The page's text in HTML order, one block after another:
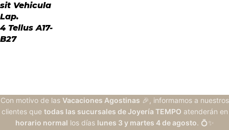
sit Vehicula
Lap.
4 Tellus A17-
B27
Con motivo de las Vacaciones Agostinas 🎉, informamos a nuestros
clientes que todas las sucursales de Joyería TEMPO atenderán en
horario normal los días lunes 3 y martes 4 de agosto. 💍✨